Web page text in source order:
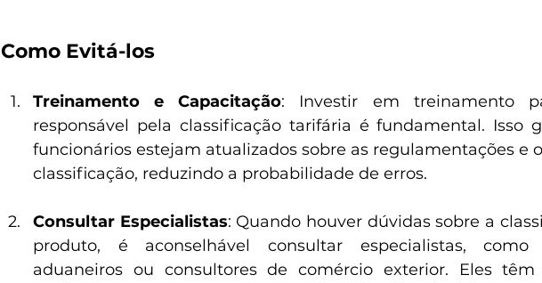
Como Evitá-los
Treinamento e Capacitação: Investir em treinamento
responsável pela classificação tarifária é fundamental. Isso
funcionários estejam atualizados sobre as regulamentações e
classificação, reduzindo a probabilidade de erros.
Consultar Especialistas: Quando houver dúvidas sobre a
produto, é aconselhável consultar especialistas, como
aduaneiros ou consultores de comércio exterior. Eles